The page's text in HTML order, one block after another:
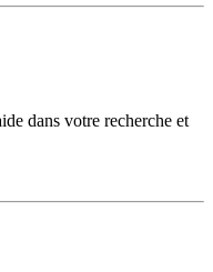
dans votre recherche et